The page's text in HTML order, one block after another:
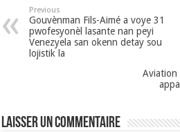
Previous
Gouvènman Fils-Aimé a voye 31
pwofesyonèl lasante nan peyi
Venezyela san okenn detay sou
lojistik la
Aviation
Laisser un commentaire